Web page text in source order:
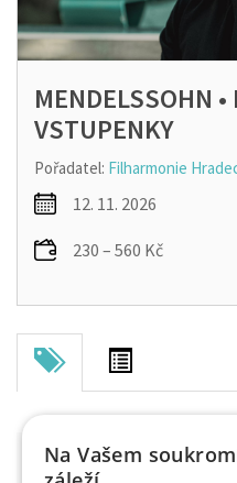
MENDELSSOHN
VSTUPENKY
Pořadatel: Filharmonie
12. 11. 2026
230 – 560 Kč
MENDELSSOHN • BRAHMS
Na Vašem